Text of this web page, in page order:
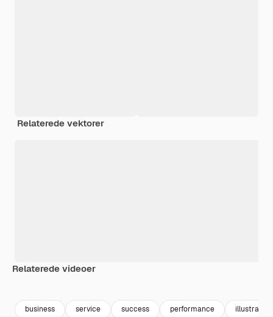
Relaterede vektorer
Relaterede videoer
business service success performance illustration